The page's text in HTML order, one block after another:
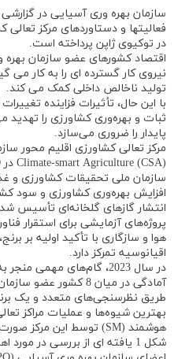
سازمان بهره وری آسیایی در گزارشی
فعالیتها و دستاوردهای مرکز
در توکیوی ژاپن پرداخته است.
اقتصاد کشورهای عضو سازمان
نیروی کار گسترده ای را به کار می
تولید ناخالص داخلی کمک می کند.
با این حال، تأثیرات فزاینده
ثبات و بهره‌وری کشاورزی را تهدید
پایدار را ضروری می‌سازد.
افزایش بهره‌وری کشاورزی و سود
انتشار گازهای گلخانه‌ای تأسیس
پروژه‌های آزمایشی برای استقرار
هوا و سازگاری با تأکید اولیه بر
اقیانوسیه تمرکز دارد.
در سال 2023، گام‌های مهمی
طریق نظرسنجی‌های متعدد و یک
هوشمند (SM) توسط این مرکز صورت گرفت.
شکل 1 یافته ای از بررسی در